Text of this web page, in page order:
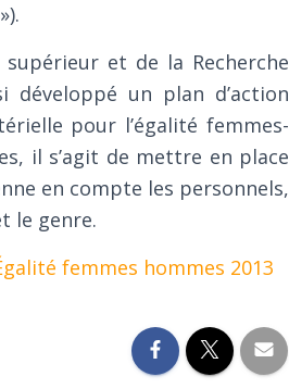
et de la Recherche
développé un plan d’action
pour l’égalité femmes-
il s’agit de mettre en place
en compte les personnels,
le genre.
femmes hommes 2013